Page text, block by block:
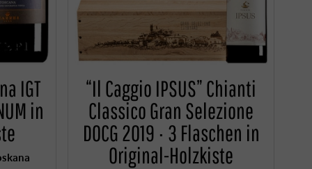
IGT
in
“Il Caggio IPSUS” Chianti
Classico Gran Selezione
DOCG 2019 · 3 Flaschen in
Original-Holzkiste